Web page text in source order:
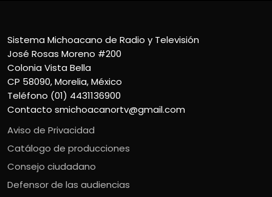
Sistema Michoacano de Radio y Televisión
José Rosas Moreno #200
Colonia Vista Bella
CP 58090, Morelia, México
Teléfono (01) 4431136900
Contacto smichoacanortv@gmail.com
Aviso de Privacidad
Catálogo de producciones
Consejo ciudadano
Defensor de las audiencias